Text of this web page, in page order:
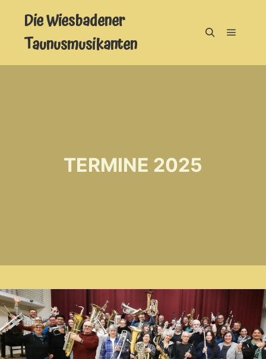
Die Wiesbadener
Taunusmusikanten
TERMINE 2025